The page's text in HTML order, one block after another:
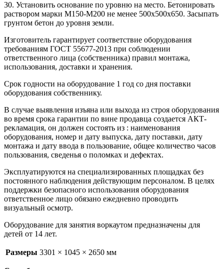
30. Установить основание по уровню на место. Бетонировать
раствором марки М150-М200 не менее 500х500х650. Засыпать
грунтом бетон до уровня земли.
Изготовитель гарантирует соответствие оборудования
требованиям ГОСТ 55677-2013 при соблюдении
ответственного лица (собственника) правил монтажа,
использования, доставки и хранения.
Срок годности на оборудование 1 год со дня поставки
оборудования собственнику.
В случае выявления изъяна или выхода из строя оборудования
во время срока гарантии по вине продавца создается АКТ-
рекламация, он должен состоять из : наименования
оборудования, номер и дату выпуска, дату поставки, дату
монтажа и дату ввода в пользование, общее количество часов
пользования, сведенья о поломках и дефектах.
Эксплуатируются на специализированных площадках без
постоянного наблюдения действующим персоналом. В целях
поддержки безопасного использования оборудования
ответственное лицо обязано ежедневно проводить
визуальный осмотр.
Оборудование для занятия воркаутом предназначены для
детей от 14 лет.
Размеры 3301 × 1045 × 2650 мм